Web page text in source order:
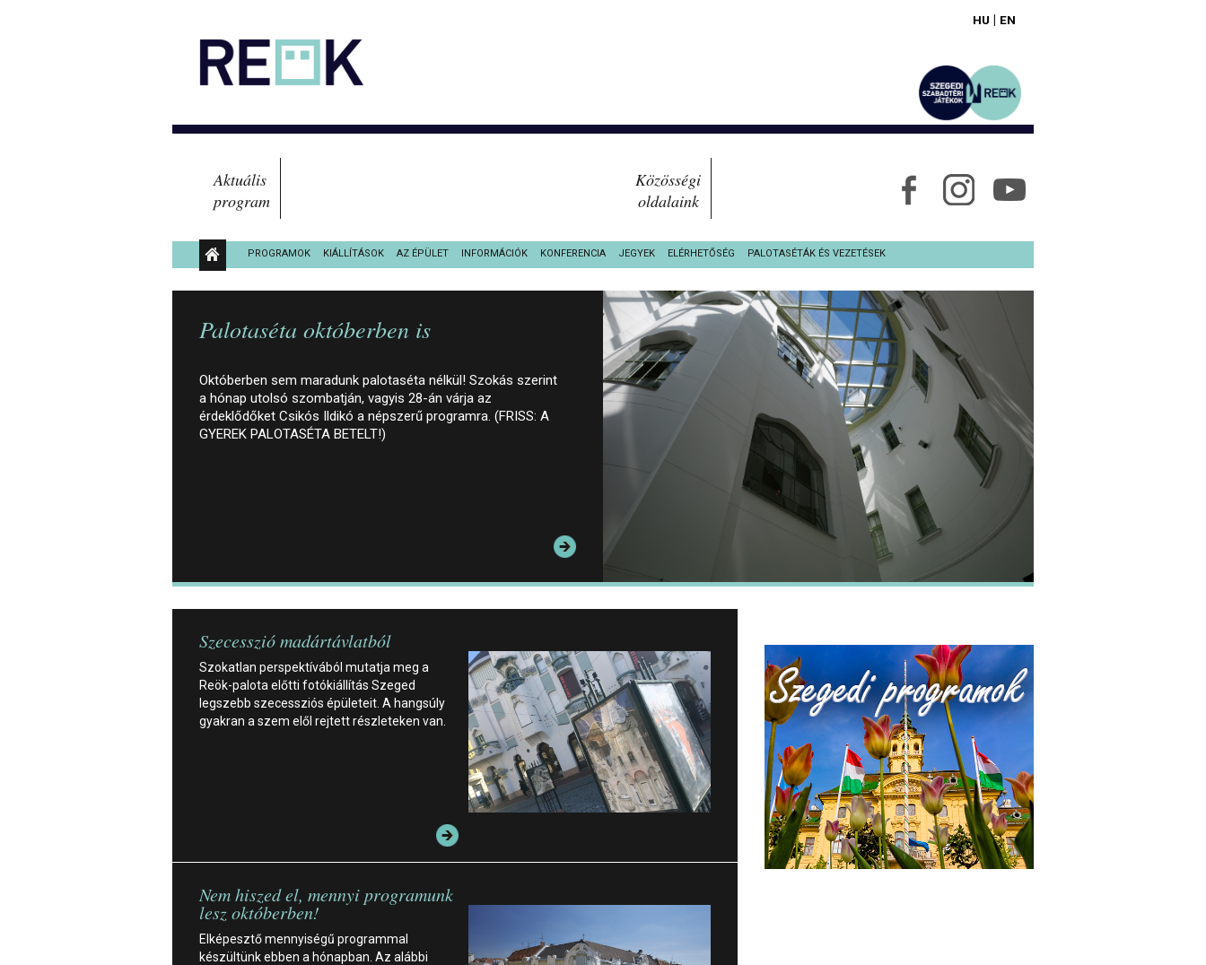
Aktuális
program
Közösségi
oldalaink
HU | EN
PROGRAMOK KIÁLLÍTÁSOK AZ ÉPÜLET INFORMÁCIÓK KONFERENCIA JEGYEK ELÉRHETŐSÉG PALOTASÉTÁK ÉS VEZETÉSEK
KÖZÉRDEKŰ ADATOK
Palotaséta októberben is
Októberben sem maradunk palotaséta nélkül! Szokás szerint
a hónap utolsó szombatján, vagyis 28-án várja az
érdeklődőket Csikós Ildikó a népszerű programra. (FRISS: A
GYEREK PALOTASÉTA BETELT!)
Szecesszió madártávlatból
Szokatlan perspektívából mutatja meg a
Reök-palota előtti fotókiállítás Szeged
legszebb szecessziós épületeit. A hangsúly
gyakran a szem elől rejtett részleteken van.
Nem hiszed el, mennyi programunk
lesz októberben!
Elképesztő mennyiségű programmal
készültünk ebben a hónapban. Az alábbi